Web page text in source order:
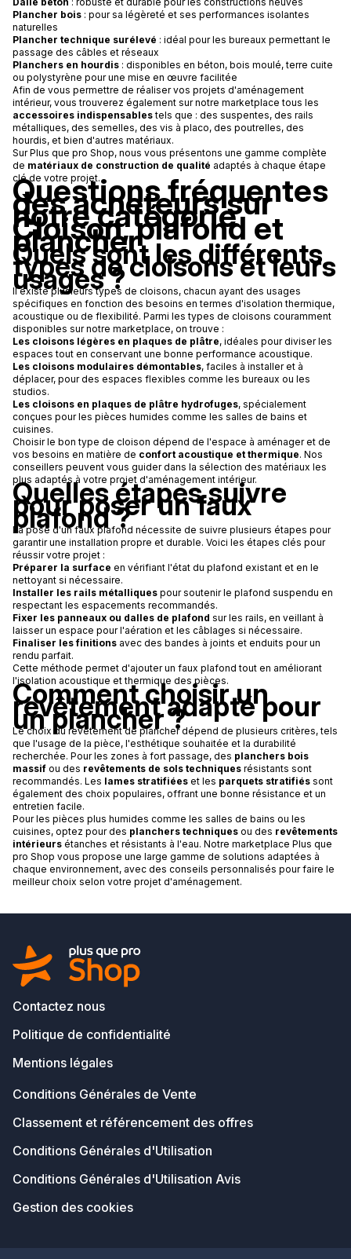
Plancher bois : pour sa légèreté et ses performances isolantes
naturelles
Plancher technique surélevé : idéal pour les bureaux permettant le
passage des câbles et réseaux
Planchers en hourdis : disponibles en béton, bois moulé, terre cuite
ou polystyrène pour une mise en œuvre facilitée
Afin de vous permettre de réaliser vos projets d'aménagement
intérieur, vous trouverez également sur notre marketplace tous les
accessoires indispensablestels que : des suspentes, des rails
métalliques, des semelles, des vis à placo, des poutrelles, des
hourdis, et bien d'autres matériaux.
Sur Plus que pro Shop, nous vous présentons une gamme complète
de matériaux de construction de qualité adaptés à chaque étape
clé de votre projet.
Questions fréquentes
des acheteurs sur
notre catégorie
Cloison, plafond et
plancher
Quels sont les différents
types de cloisons et leurs
usages ?
Il existe plusieurs types de cloisons, chacun ayant des usages
spécifiques en fonction des besoins en termes d'isolation thermique,
acoustique ou de flexibilité. Parmi les types de cloisons couramment
disponibles sur notre marketplace, on trouve :
Les cloisons légères en plaques de plâtre, idéales pour diviser les
espaces tout en conservant une bonne performance acoustique.
Les cloisons modulaires démontables, faciles à installer et à
déplacer, pour des espaces flexibles comme les bureaux ou les
studios.
Les cloisons en plaques de plâtre hydrofuges, spécialement
conçues pour les pièces humides comme les salles de bains et
cuisines.
Choisir le bon type de cloison dépend de l'espace à aménager et de
vos besoins en matière de confort acoustique et thermique. Nos
conseillers peuvent vous guider dans la sélection des matériaux les
plus adaptés à votre projet d'aménagement intérieur.
Quelles étapes suivre
pour poser un faux
plafond ?
La pose d'un faux plafond nécessite de suivre plusieurs étapes pour
garantir une installation propre et durable. Voici les étapes clés pour
réussir votre projet :
Préparer la surface en vérifiant l'état du plafond existant et en le
nettoyant si nécessaire.
Installer les rails métalliques pour soutenir le plafond suspendu en
respectant les espacements recommandés.
Fixer les panneaux ou dalles de plafond sur les rails, en veillant à
laisser un espace pour l'aération et les câblages si nécessaire.
Finaliser les finitions avec des bandes à joints et enduits pour un
rendu parfait.
Cette méthode permet d'ajouter un faux plafond tout en améliorant
l'isolation acoustique et thermique des pièces.
Comment choisir un
revêtement adapté pour
un plancher ?
Le choix du revêtement de plancher dépend de plusieurs critères, tels
que l'usage de la pièce, l'esthétique souhaitée et la durabilité
recherchée. Pour les zones à fort passage, des planchers bois
massif ou des revêtements de sols techniques résistants sont
recommandés. Les lames stratifiées et les parquets stratifiés sont
également des choix populaires, offrant une bonne résistance et un
entretien facile.
Pour les pièces plus humides comme les salles de bains ou les
cuisines, optez pour des planchers techniques ou des revêtements
intérieurs étanches et résistants à l'eau. Notre marketplace Plus que
pro Shop vous propose une large gamme de solutions adaptées à
chaque environnement, avec des conseils personnalisés pour faire le
meilleur choix selon votre projet d'aménagement.
Contactez nous
Politique de confidentialité
Mentions légales
Conditions Générales de Vente
Classement et référencement des offres
Conditions Générales d'Utilisation
Conditions Générales d'Utilisation Avis
Gestion des cookies